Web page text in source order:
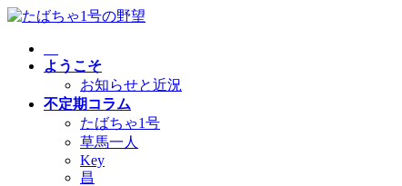
コ
ナ
ようこそ
お知らせと近況
不定期コラム
たばちゃ1号
草馬一人
Key
昌